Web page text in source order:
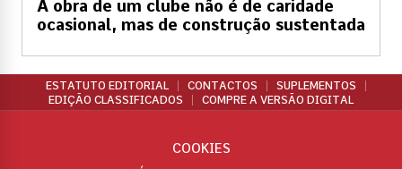
A obra de um clube não é de caridade
ocasional, mas de construção sustentada
ESTATUTO EDITORIAL CONTACTOS
SUPLEMENTOS
EDIÇÃO CLASSIFICADOS
COMPRE A VERSÃO DIGITAL
COOKIES